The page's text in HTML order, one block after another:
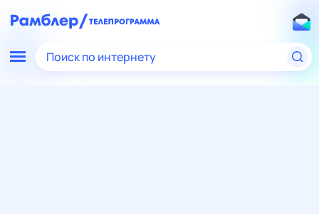
Поиск по интернету